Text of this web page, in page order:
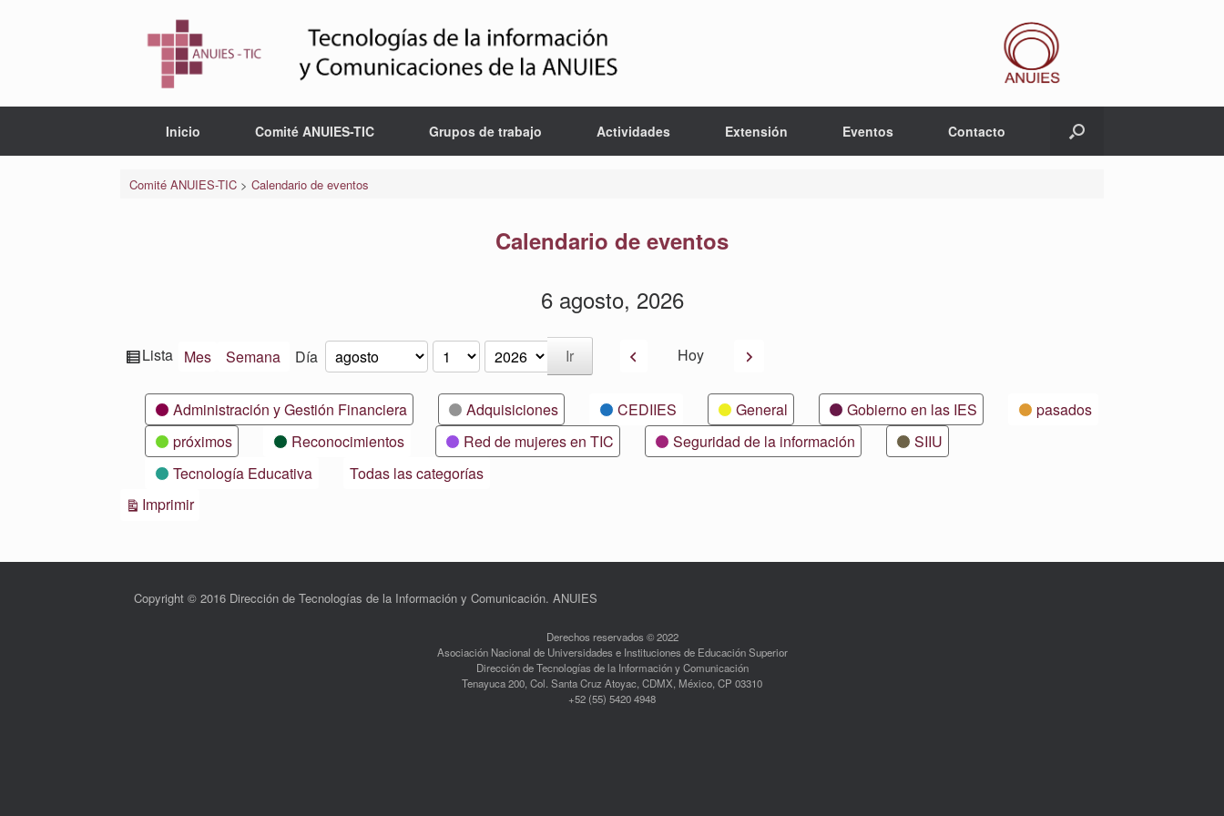
Inicio Comité ANUIES-TIC Grupos de trabajo Actividades Extensión Eventos Contacto
Comité ANUIES-TIC> Calendario de eventos
Calendario de eventos
6 agosto, 2026
Ver
Lista Mes Semana Día Mes
Día
Año AnteriorHoy Siguiente
CategoríasAdministración y Gestión Financiera Adquisiciones CEDIIES General Gobierno en las IES
pasados
próximos
Reconocimientos Red de mujeres en TIC Seguridad de la información
SIIU
Tecnología Educativa
Todas las categorías
ImprimirVistas
Copyright © 2016 Dirección de Tecnologías de la Información y Comunicación. ANUIES
Derechos reservados © 2022
Asociación Nacional de Universidades e Instituciones de Educación Superior
Dirección de Tecnologías de la Información y Comunicación
Tenayuca 200, Col. Santa Cruz Atoyac, CDMX, México, CP 03310
+52 (55) 5420 4948